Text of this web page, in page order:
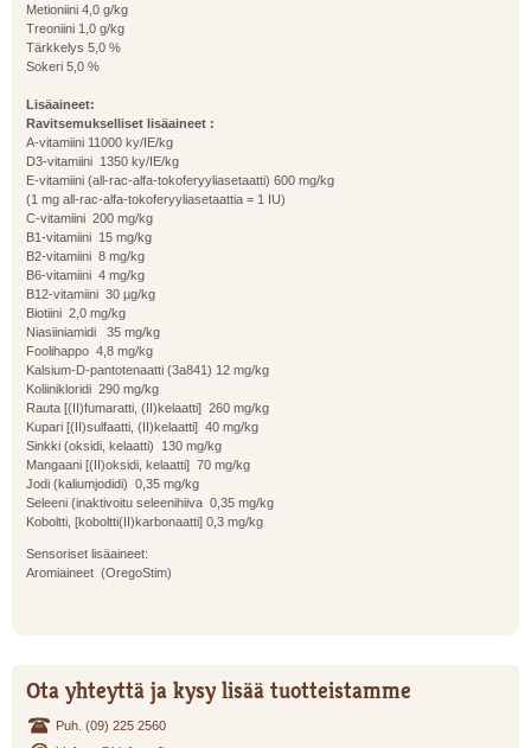
Metioniini 4,0 g/kg
Treoniini 1,0 g/kg
Tärkkelys 5,0 %
Sokeri 5,0 %
Lisäaineet:
Ravitsemukselliset lisäaineet :
A-vitamiini 11000 ky/IE/kg
D3-vitamiini 1350 ky/IE/kg
E-vitamiini (all-rac-alfa-tokoferyyliasetaatti) 600 mg/kg
(1 mg all-rac-alfa-tokoferyyliasetaattia = 1 IU)
C-vitamiini 200 mg/kg
B1-vitamiini 15 mg/kg
B2-vitamiini 8 mg/kg
B6-vitamiini 4 mg/kg
B12-vitamiini 30 µg/kg
Biotiini 2,0 mg/kg
Niasiiniamidi 35 mg/kg
Foolihappo 4,8 mg/kg
Kalsium-D-pantotenaatti (3a841) 12 mg/kg
Koliinikloridi 290 mg/kg
Rauta [(II)fumaratti, (II)kelaatti] 260 mg/kg
Kupari [(II)sulfaatti, (II)kelaatti] 40 mg/kg
Sinkki (oksidi, kelaatti) 130 mg/kg
Mangaani [(II)oksidi, kelaatti] 70 mg/kg
Jodi (kaliumjodidi) 0,35 mg/kg
Seleeni (inaktivoitu seleenihiiva 0,35 mg/kg
Koboltti, [koboltti(II)karbonaatti] 0,3 mg/kg
Sensoriset lisäaineet:
Aromiaineet (OregoStim)
Ota yhteyttä ja kysy lisää tuotteistamme
Puh. (09) 225 2560